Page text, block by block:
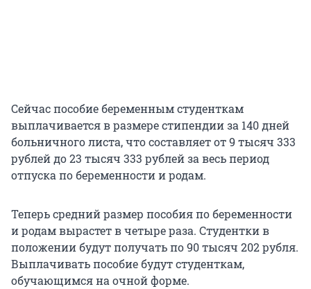
Сейчас пособие беременным студенткам
выплачивается в размере стипендии за 140 дней
больничного листа, что составляет от 9 тысяч 333
рублей до 23 тысяч 333 рублей за весь период
отпуска по беременности и родам.
Теперь средний размер пособия по беременности
и родам вырастет в четыре раза. Студентки в
положении будут получать по 90 тысяч 202 рубля.
Выплачивать пособие будут студенткам,
обучающимся на очной форме.